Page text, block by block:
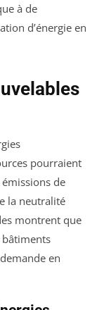
à de
d’énergie en
pourraient
de
la neutralité
montrent que
bâtiments
en